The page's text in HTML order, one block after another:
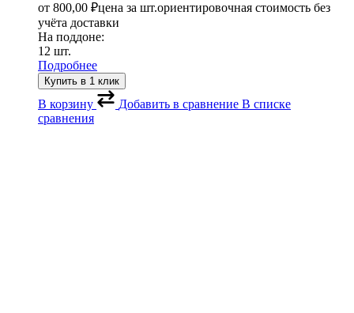
от 800,00 ₽цена за шт.ориентировочная стоимость без
учёта доставки
На поддоне:
12 шт.
Подробнее
Купить в 1 клик
В корзину Добавить в сравнение В списке
сравнения